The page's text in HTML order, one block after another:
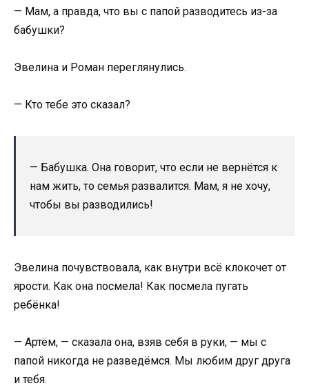
— Мам, а правда, что вы с папой разводитесь из-за
бабушки?
Эвелина и Роман переглянулись.
— Кто тебе это сказал?
— Бабушка. Она говорит, что если не вернётся к
нам жить, то семья развалится. Мам, я не хочу,
чтобы вы разводились!
Эвелина почувствовала, как внутри всё клокочет от
ярости. Как она посмела! Как посмела пугать
ребёнка!
— Артём, — сказала она, взяв себя в руки, — мы с
папой никогда не разведёмся. Мы любим друг друга
и тебя.